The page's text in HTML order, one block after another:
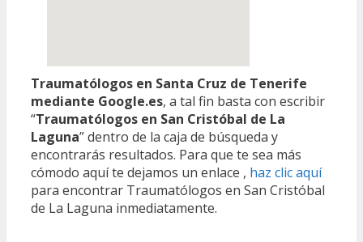
Traumatólogos en Santa Cruz de Tenerife
mediante Google.es, a tal fin basta con escribir
“Traumatólogos en San Cristóbal de La
Laguna” dentro de la caja de búsqueda y
encontrarás resultados. Para que te sea más
cómodo aquí te dejamos un enlace , haz clic aquí
para encontrar Traumatólogos en San Cristóbal
de La Laguna inmediatamente.